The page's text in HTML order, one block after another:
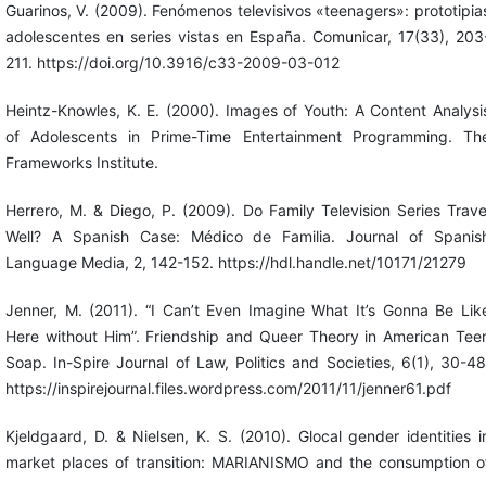
Guarinos, V. (2009). Fenómenos televisivos «teenagers»:
adolescentes en series vistas en España. Comunicar, 17(33),
211. https://doi.org/10.3916/c33-2009-03-012
Heintz-Knowles, K. E. (2000). Images of Youth: A Content
of Adolescents in Prime-Time Entertainment Programming.
Frameworks Institute.
Herrero, M. & Diego, P. (2009). Do Family Television Series
Well? A Spanish Case: Médico de Familia. Journal of
Language Media, 2, 142-152. https://hdl.handle.net/10171/21279
Jenner, M. (2011). “I Can’t Even Imagine What It’s Gonna Be
Here without Him”. Friendship and Queer Theory in American
Soap. In-Spire Journal of Law, Politics and Societies, 6(1), 30-
https://inspirejournal.files.wordpress.com/2011/11/jenner61.pdf
Kjeldgaard, D. & Nielsen, K. S. (2010). Glocal gender identities
market places of transition: MARIANISMO and the consumption